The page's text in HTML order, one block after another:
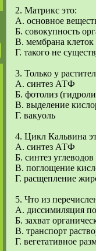
2. Матрикс это:
А. основное
Б. совокупность
В. мембрана клеток
Г. такого не
3. Только у
А. cинтез АТФ
Б. фотолиз
В. выделение
Г. вакуоль
4. Цикл Кальвина
А. синтез АТФ
Б. синтез углеводов
В. поглощение
Г. расщепление
5. Что из
А. диссимиляция
Б. захват
В. транспорт
Г. вегетативное